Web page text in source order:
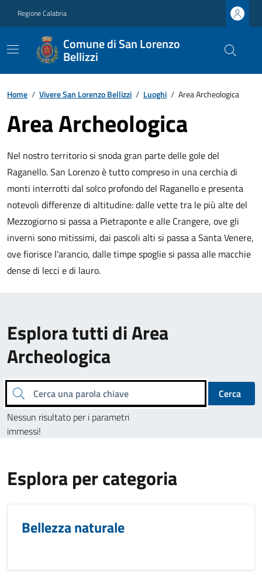
Regione Calabria
Comune di San Lorenzo
Bellizzi
Home / Vivere San Lorenzo Bellizzi / Luoghi / Area Archeologica
Area Archeologica
Nel nostro territorio si snoda gran parte delle gole del
Raganello. San Lorenzo è tutto compreso in una cerchia di
monti interrotti dal solco profondo del Raganello e presenta
notevoli differenze di altitudine: dalle vette tra le più alte del
Mezzogiorno si passa a Pietraponte e alle Crangere, ove gli
inverni sono mitissimi, dai pascoli alti si passa a Santa Venere,
ove fiorisce l'arancio, dalle timpe spoglie si passa alle macchie
dense di lecci e di lauro.
Esplora tutti di Area
Archeologica
Cerca una parola chiave
Cerca
Nessun risultato per i parametri
immessi!
Esplora per categoria
Bellezza naturale